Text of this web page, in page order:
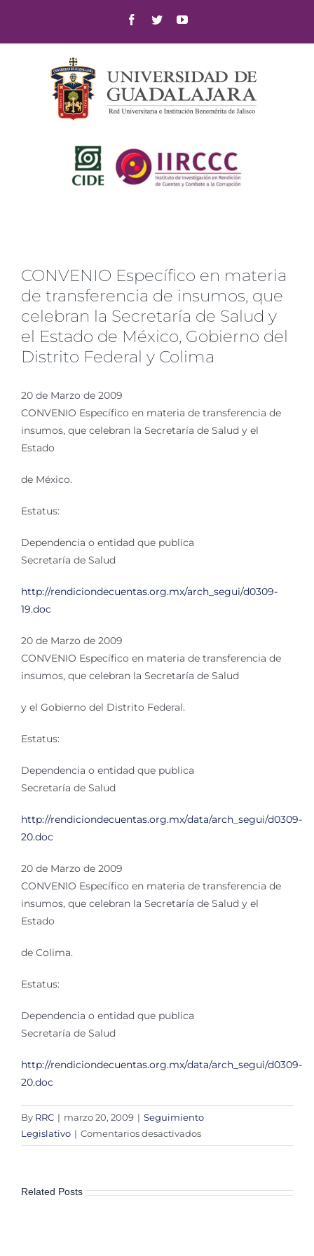
content
Facebook
TwitterYouTube
CONVENIO Específico en materia
de transferencia de insumos, que
celebran la Secretaría de Salud y
el Estado de México, Gobierno del
Distrito Federal y Colima
20 de Marzo de 2009
CONVENIO Específico en materia de transferencia de
insumos, que celebran la Secretaría de Salud y el
Estado
de México.
Estatus:
Dependencia o entidad que publica
Secretaría de Salud
http://rendiciondecuentas.org.mx/arch_segui/d0309-
19.doc
20 de Marzo de 2009
CONVENIO Específico en materia de transferencia de
insumos, que celebran la Secretaría de Salud
y el Gobierno del Distrito Federal.
Estatus:
Dependencia o entidad que publica
Secretaría de Salud
http://rendiciondecuentas.org.mx/data/arch_segui/d0309-
20.doc
20 de Marzo de 2009
CONVENIO Específico en materia de transferencia de
insumos, que celebran la Secretaría de Salud y el
Estado
de Colima.
Estatus:
Dependencia o entidad que publica
Secretaría de Salud
http://rendiciondecuentas.org.mx/data/arch_segui/d0309-
20.doc
By RRC | marzo 20, 2009 | Seguimiento
Legislativo | Comentarios desactivadosen
CONVENIO
materia
Related Posts